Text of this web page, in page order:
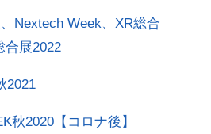
Nextech Week、XR総合
合展2022
2021
2020【コロナ後】